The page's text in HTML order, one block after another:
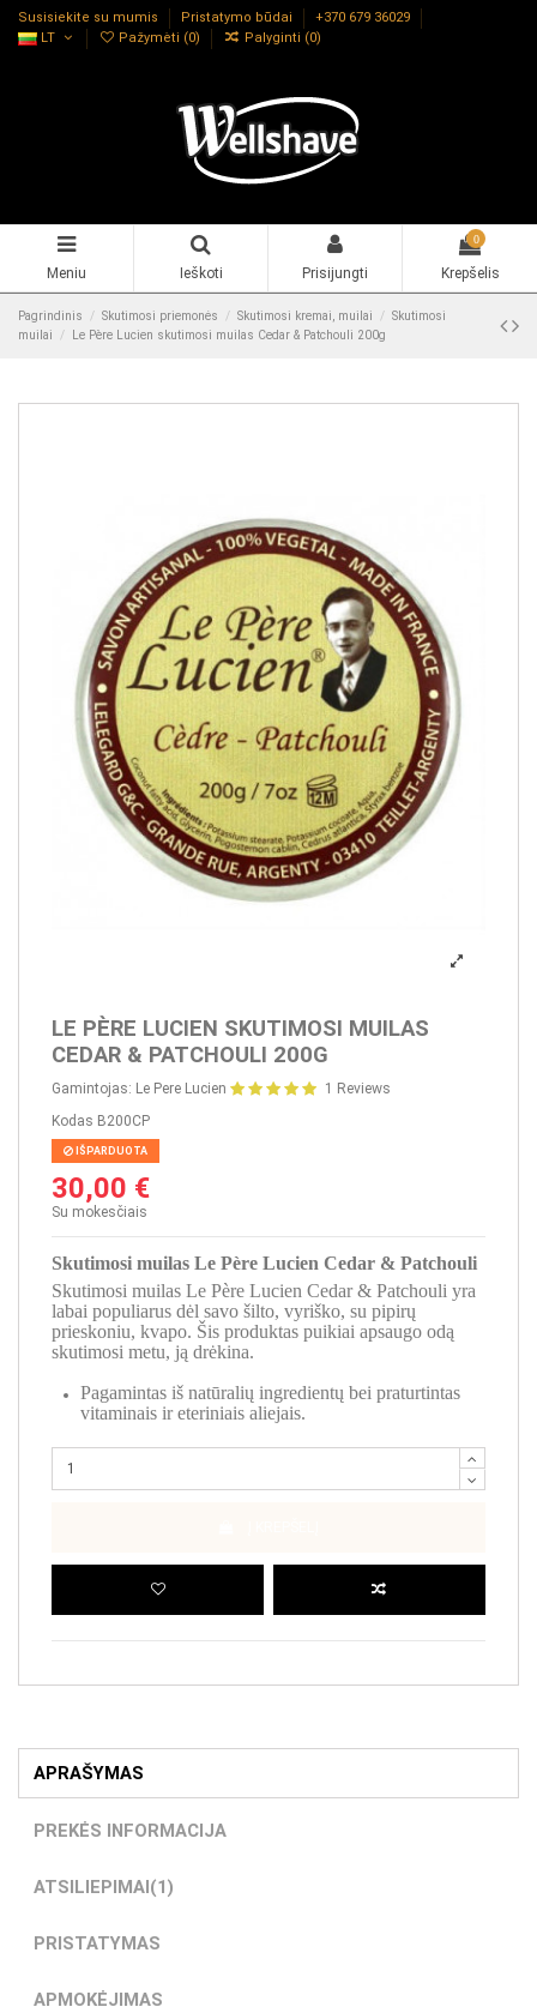
Susisiekite su mumis Pristatymo būdai
+370 679 36029
LT
Pažymėti (0) Palyginti (0)
Meniu Ieškoti Prisijungti
0
Krepšelis
Pagrindinis Skutimosi priemonės Skutimosi kremai, muilai
Skutimosi
muilai
Le Père Lucien skutimosi muilas Cedar & Patchouli 200g
LE PÈRE LUCIEN SKUTIMOSI MUILAS
CEDAR & PATCHOULI 200G
Gamintojas: Le Pere Lucien
1 Reviews
Kodas B200CP
IŠPARDUOTA
30,00 €
Su mokesčiais
Skutimosi muilas Le Père Lucien Cedar & Patchouli
Skutimosi muilas Le Père Lucien Cedar & Patchouli yra
labai populiarus dėl savo šilto, vyriško, su pipirų
prieskoniu, kvapo. Šis produktas puikiai apsaugo odą
skutimosi metu, ją drėkina.
Pagamintas iš natūralių ingredientų bei praturtintas
vitaminais ir eteriniais aliejais.
APRAŠYMAS
PREKĖS INFORMACIJA
ATSILIEPIMAI(1)
PRISTATYMAS
APMOKĖJIMAS